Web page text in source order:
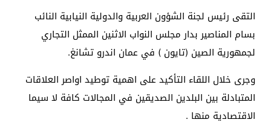
التقى رئيس لجنة الشؤون العربية والدولية النيابية النائب
بسام المناصير بدار مجلس النواب الاثنين الممثل التجاري
لجمهورية الصين (تايون ) في عمان اندرو تشانغ.
وجرى خلال اللقاء التأكيد على اهمية توطيد اواصر العلاقات
المتبادلة بين البلدين الصديقين في المجالات كافة لا سيما
الاقتصادية منها .